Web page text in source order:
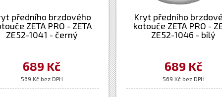
předního brzdového
ZETA PRO - ZETA
ZE52-1041 - černý
689 Kč
569 Kč bez DPH
Kryt předního
kotouče ZETA PRO -
ZE52-1046 - bílý
689 Kč
569 Kč bez DPH